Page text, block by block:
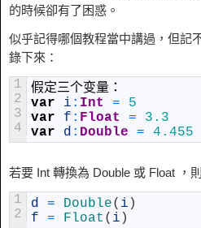
的時候卻有了困惑。
似乎記得哪個教程當中講過，但記
錄下來：
1
2
3
4
假定三个变量：
var
i : Int =
5
var
f : Float =
3.3
var
d : Double = 4.455
若要 Int 轉換為 Double 或 Float ，
1
2
d = Double( i )
f
= Float ( i )